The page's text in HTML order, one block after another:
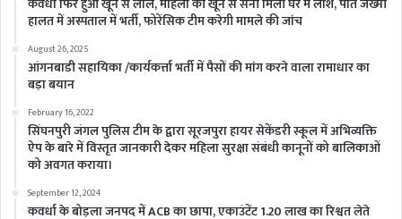
कवर्धा फिर हुआ खून से लाल, महिला की खून से सनी मिली घर में लाश, पति जख्मी
हालत में अस्पताल में भर्ती, फोरेंसिक टीम करेगी मामले की जांच
August 26, 2025
आंगनबाडी सहायिका /कार्यकर्त्ता भर्ती में पैसों की मांग करने वाला रामाधार का
बड़ा बयान
February 16, 2022
सिंघनपुरी जंगल पुलिस टीम के द्वारा सूरजपुरा हायर सेकेंडरी स्कूल में अभिव्यक्ति
ऐप के बारे में विस्तृत जानकारी देकर महिला सुरक्षा संबंधी कानूनों को बालिकाओं
को अवगत कराया।
September 12, 2024
कवर्धा के बोड़ला जनपद में ACB का छापा, एकाउंटेंट 1.20 लाख का रिश्वत लेते